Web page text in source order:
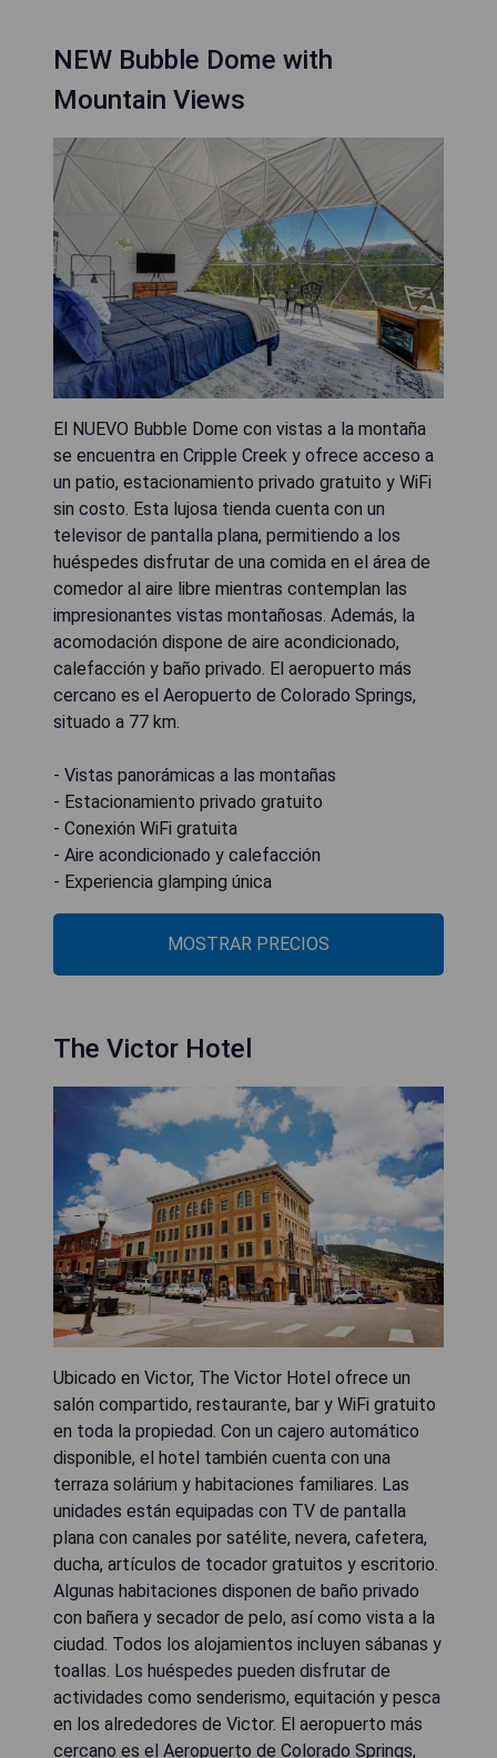
NEW Bubble Dome with
Mountain Views
El NUEVO Bubble Dome con vistas a la montaña
se encuentra en Cripple Creek y ofrece acceso a
un patio, estacionamiento privado gratuito y WiFi
sin costo. Esta lujosa tienda cuenta con un
televisor de pantalla plana, permitiendo a los
huéspedes disfrutar de una comida en el área de
comedor al aire libre mientras contemplan las
impresionantes vistas montañosas. Además, la
acomodación dispone de aire acondicionado,
calefacción y baño privado. El aeropuerto más
cercano es el Aeropuerto de Colorado Springs,
situado a 77 km.
- Vistas panorámicas a las montañas
- Estacionamiento privado gratuito
- Conexión WiFi gratuita
- Aire acondicionado y calefacción
- Experiencia glamping única
MOSTRAR PRECIOS
The Victor Hotel
Ubicado en Victor, The Victor Hotel ofrece un
salón compartido, restaurante, bar y WiFi gratuito
en toda la propiedad. Con un cajero automático
disponible, el hotel también cuenta con una
terraza solárium y habitaciones familiares. Las
unidades están equipadas con TV de pantalla
plana con canales por satélite, nevera, cafetera,
ducha, artículos de tocador gratuitos y escritorio.
Algunas habitaciones disponen de baño privado
con bañera y secador de pelo, así como vista a la
ciudad. Todos los alojamientos incluyen sábanas y
toallas. Los huéspedes pueden disfrutar de
actividades como senderismo, equitación y pesca
en los alrededores de Victor. El aeropuerto más
cercano es el Aeropuerto de Colorado Springs,